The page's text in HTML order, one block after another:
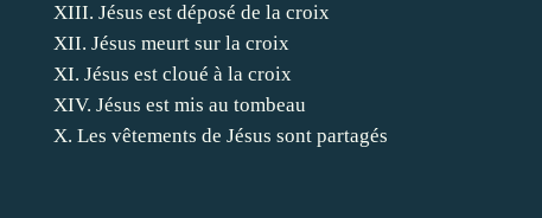
XIII. Jésus est déposé de la croix
XII. Jésus meurt sur la croix
XI. Jésus est cloué à la croix
XIV. Jésus est mis au tombeau
X. Les vêtements de Jésus sont partagés